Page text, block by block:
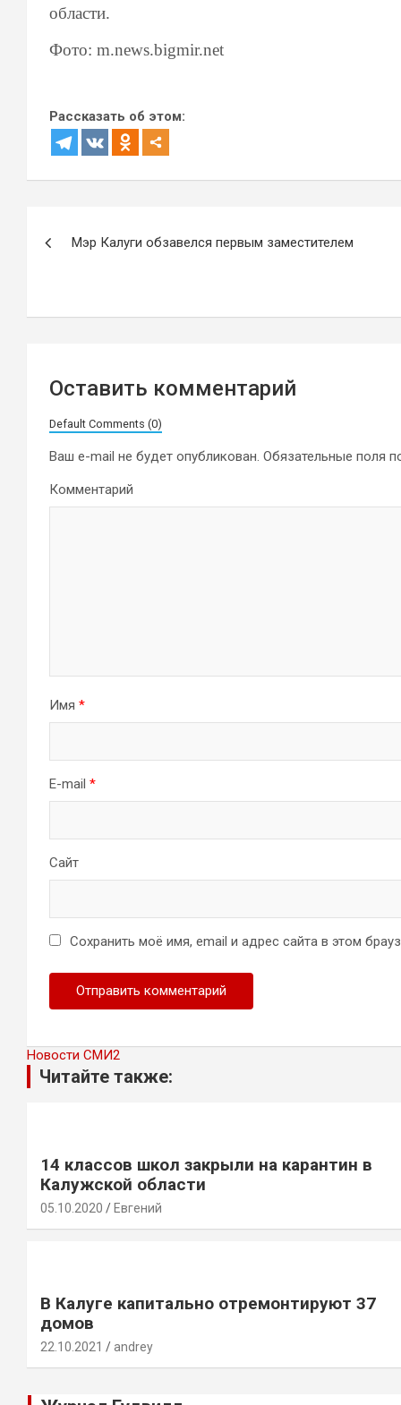
области.
Фото: m.news.bigmir.net
Рассказать об этом:
Мэр Калуги обзавелся первым заместителем
Оставить комментарий
Default Comments (0)
Ваш e-mail не будет опубликован. Обязательные поля
Комментарий
Имя *
E-mail *
Сайт
Сохранить моё имя, email и адрес сайта в этом
Новости СМИ2
Читайте также:
14 классов школ закрыли на карантин в
Калужской области
05.10.2020 Евгений
В Калуге капитально отремонтируют 37
домов
22.10.2021 andrey